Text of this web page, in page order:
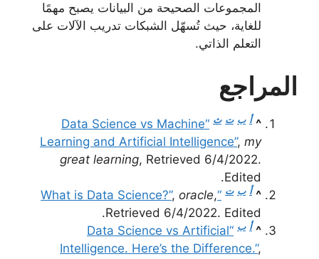
المجموعات الصحيحة من البيانات يصبح مهمًا
للغاية، حيث تُسهّل الشبكات تدريب الآلات على
التعلم الذاتي.
المراجع
^ أ ب ت ث
“Data Science vs Machine
Learning and Artificial Intelligence”, my
great learning, Retrieved 6/4/2022.
Edited.
^ أ ب ت “What is Data Science?”
, oracle,
Retrieved 6/4/2022. Edited.
^ أ ب
“Data Science vs Artificial
Intelligence. Here’s the Difference.”,